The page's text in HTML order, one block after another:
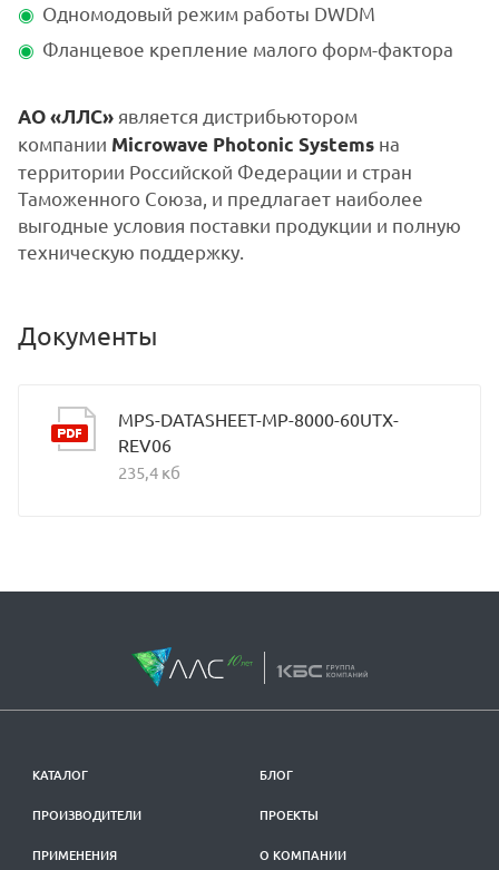
Одномодовый режим работы DWDM
Фланцевое крепление малого форм-фактора
АО «ЛЛС» является дистрибьютором
компании Microwave Photonic Systems на
территории Российской Федерации и стран
Таможенного Союза, и предлагает наиболее
выгодные условия поставки продукции и полную
техническую поддержку.
Документы
MPS-DATASHEET-MP-8000-60UTX-
REV06
235,4 кб
КАТАЛОГ
ПРОИЗВОДИТЕЛИ
ПРИМЕНЕНИЯ
БЛОГ
ПРОЕКТЫ
О КОМПАНИИ